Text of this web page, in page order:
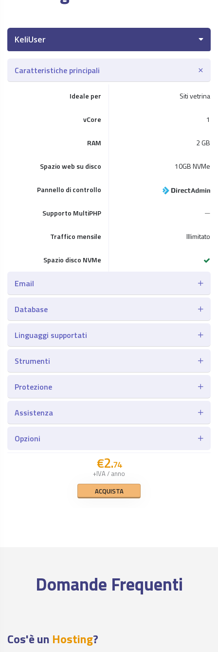
KeliUser
KeliUser
Caratteristiche principali
Ideale per Siti vetrina
vCore 1
RAM 2 GB
Spazio web su disco 10GB NVMe
Pannello di controllo
Supporto MultiPHP
Traffico mensile Illimitato
Spazio disco NVMe
Email
Database
Linguaggi supportati
Strumenti
Protezione
Assistenza
Opzioni
€2.74
+IVA / anno
ACQUISTA
Domande Frequenti
Cos'è un Hosting?